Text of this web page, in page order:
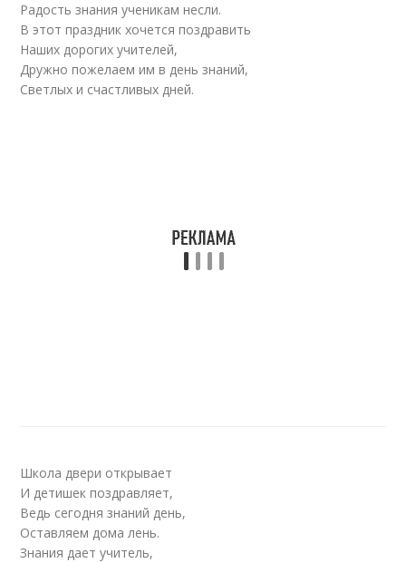
Радость знания ученикам несли.
В этот праздник хочется поздравить
Наших дорогих учителей,
Дружно пожелаем им в день знаний,
Светлых и счастливых дней.
Школа двери открывает
И детишек поздравляет,
Ведь сегодня знаний день,
Оставляем дома лень.
Знания дает учитель,